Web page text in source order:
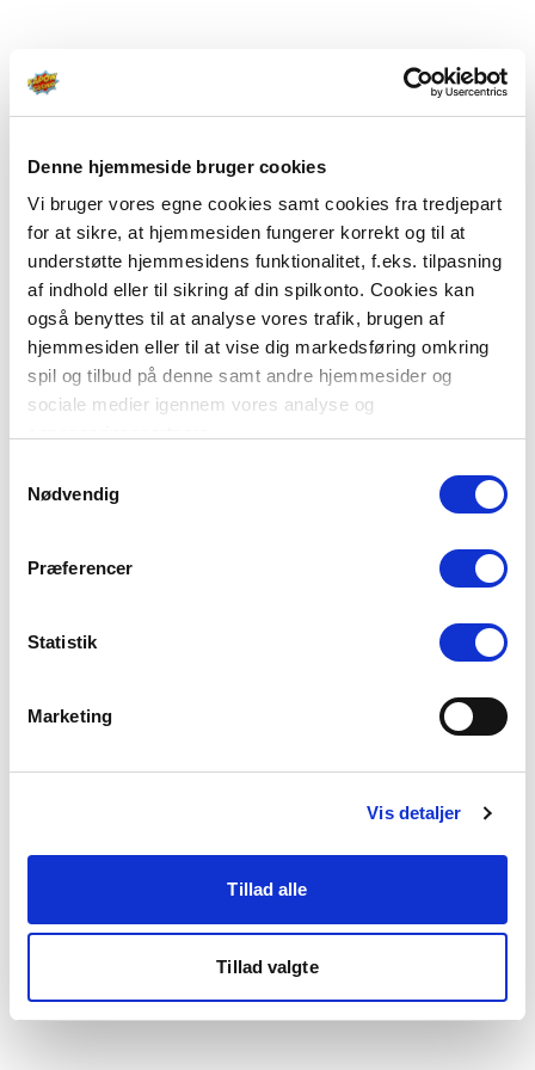
Denne hjemmeside bruger cookies
Vi bruger vores egne cookies samt cookies fra tredjepart
for at sikre, at hjemmesiden fungerer korrekt og til at
understøtte hjemmesidens funktionalitet, f.eks. tilpasning
af indhold eller til sikring af din spilkonto. Cookies kan
også benyttes til at analyse vores trafik, brugen af
hjemmesiden eller til at vise dig markedsføring omkring
spil og tilbud på denne samt andre hjemmesider og
sociale medier igennem vores analyse og
Du kan læse mere om vores brug af cookies under
"Detaljer" eller ved at klikke videre til vores Cookiepolitik,
Nødvendig
Præferencer
Statistik
Marketing
Vis detaljer
Tillad alle
Tillad valgte